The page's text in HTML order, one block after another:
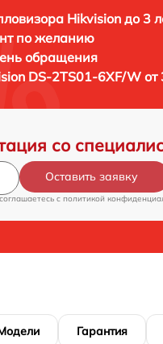
Hikvision до 3
по желанию
обращения
DS-2TS01-6XF/W от
со
Оставить заявку
c политикой
Гарантия